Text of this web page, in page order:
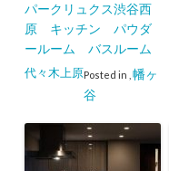
パークリュクス渋谷西
原 キッチン パウダ
ールーム バスルーム
Posted in
代々木上原
幡ヶ
谷